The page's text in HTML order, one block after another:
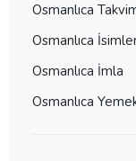
Osmanlıca
Osmanlıca
Osmanlıca İmla
Osmanlıca